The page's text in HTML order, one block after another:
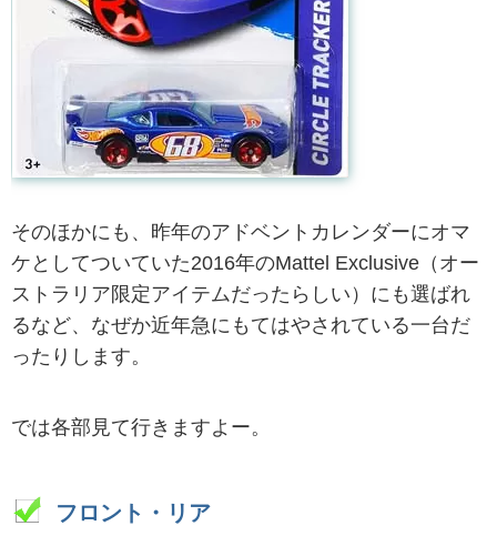
そのほかにも、昨年のアドベントカレンダーにオマ
ケとしてついていた2016年のMattel Exclusive（オー
ストラリア限定アイテムだったらしい）にも選ばれ
るなど、なぜか近年急にもてはやされている一台だ
ったりします。
では各部見て行きますよー。
フロント・リア